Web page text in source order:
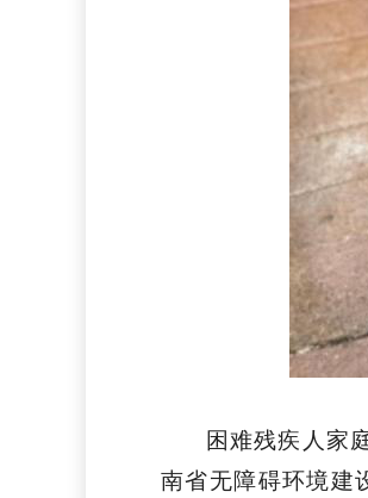
困难残疾人家
南省无障碍环境建